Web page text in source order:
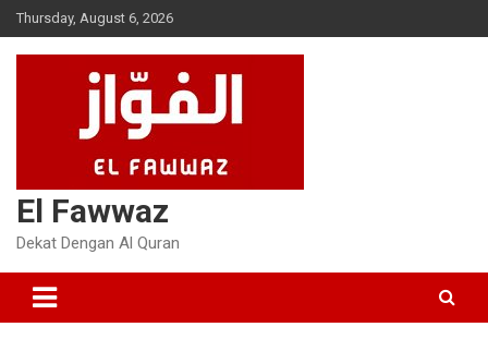
Skip
to
content
Thursday, August 6, 2026
El Fawwaz
Dekat Dengan Al Quran